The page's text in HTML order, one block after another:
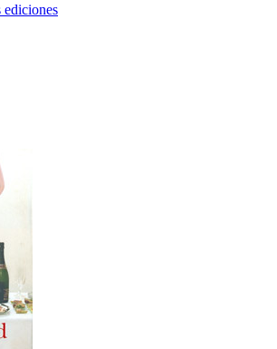
ediciones